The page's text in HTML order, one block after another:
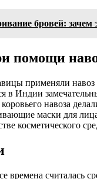
бровей: зачем
помощи
применяли
в Индии
навоза
маски для
косметического
времена считалась